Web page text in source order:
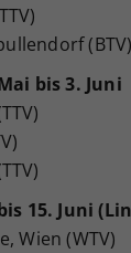
(BTV)
bis 3. Juni
15. Juni
Wien (WTV)